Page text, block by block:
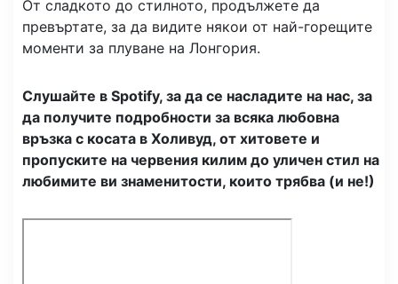
От сладкото до стилното, продължете да
превъртате, за да видите някои от най-горещите
моменти за плуване на Лонгория.
Слушайте в Spotify, за да се насладите на нас, за
да получите подробности за всяка любовна
връзка с косата в Холивуд, от хитовете и
пропуските на червения килим до уличен стил на
любимите ви знаменитости, които трябва (и не!)